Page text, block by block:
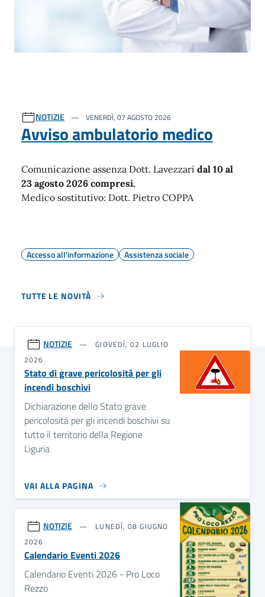
NOTIZIE VENERDÌ, 07 AGOSTO 2026
Avviso ambulatorio medico
Comunicazione assenza Dott. Lavezzari dal 10 al
23 agosto 2026 compresi.
Medico sostitutivo: Dott. Pietro COPPA
Accesso all'informazione Assistenza sociale
TUTTE LE NOVITÀ
NOTIZIE
GIOVEDÌ, 02 LUGLIO
2026
Stato di grave pericolosità per gli
incendi boschivi
Dichiarazione dello Stato grave
pericolosità per gli incendi boschivi su
tutto il territorio della Regione
Liguria
VAI ALLA PAGINA
NOTIZIE
LUNEDÌ, 08 GIUGNO
2026
Calendario Eventi 2026
Calendario Eventi 2026 - Pro Loco
Rezzo